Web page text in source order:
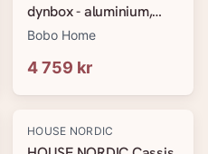
dynbox - aluminium,
grå, medium
Bobo Home
4 759 kr
HOUSE NORDIC